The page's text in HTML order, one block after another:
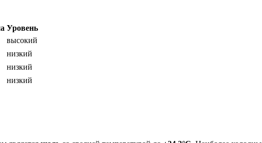
Уровень
высокий
низкий
низкий
низкий